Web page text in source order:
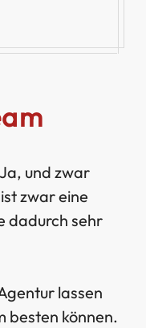
und zwar
zwar eine
dadurch sehr
lassen
besten können.